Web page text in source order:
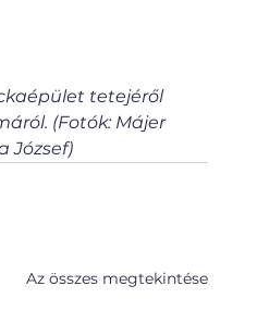
tetejéről
(Fotók: Májer
József)
Az összes megtekintése